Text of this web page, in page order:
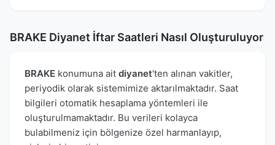
BRAKE Diyanet İftar Saatleri Nasıl Oluşturuluyor
BRAKE konumuna ait diyanet'ten alınan vakitler,
periyodik olarak sistemimize aktarılmaktadır. Saat
bilgileri otomatik hesaplama yöntemleri ile
oluşturulmamaktadır. Bu verileri kolayca
bulabilmeniz için bölgenize özel harmanlayıp,